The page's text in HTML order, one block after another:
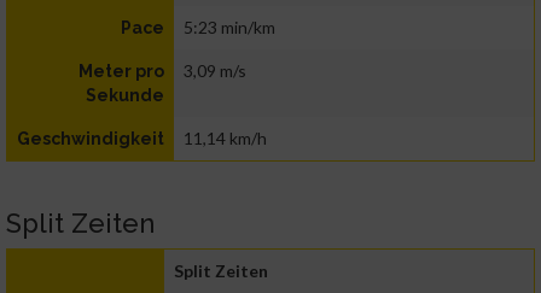
Pace 5:23 min/km
Meter pro
Sekunde
3,09 m/s
Geschwindigkeit 11,14 km/h
Split Zeiten
Split Zeiten